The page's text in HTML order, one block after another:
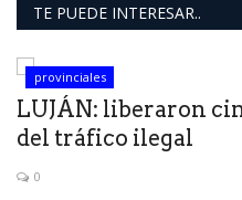
TE PUEDE INTERESAR..
provinciales
LUJÁN: liberaron
del tráfico ilegal
0